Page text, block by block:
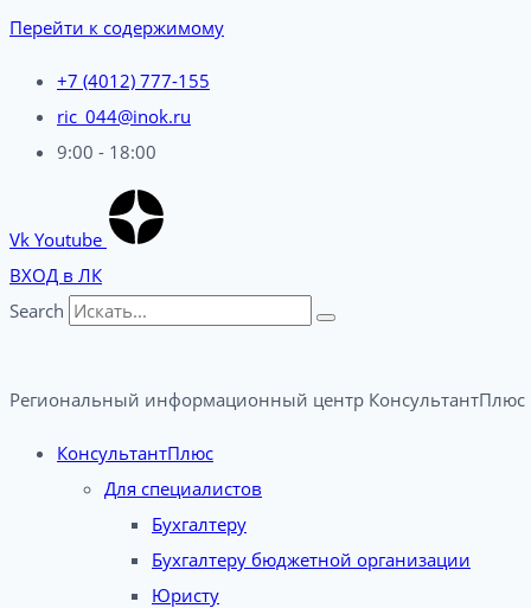
Перейти к содержимому
+7 (4012) 777-155
ric_044@inok.ru
9:00 - 18:00
Vk Youtube
ВХОД в ЛК
Search
Региональный информационный центр
КонсультантПлюс
Для специалистов
Бухгалтеру
Бухгалтеру бюджетной организации
Юристу